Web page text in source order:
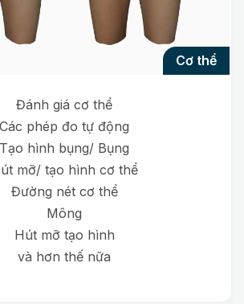
cơ thể
Đánh giá cơ thể
Các phép đo tự động
Tạo hình bụng/ Bụng
mỡ/ tạo hình cơ thể
Đường nét cơ thể
Mông
Hút mỡ tạo hình
và hơn thế nữa